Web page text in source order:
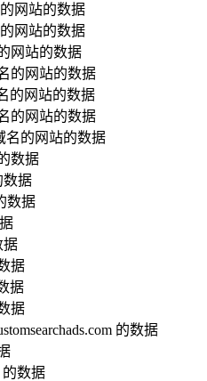
网站的数据
网站的数据
网站的数据
的网站的数据
的网站的数据
的网站的数据
名的网站的数据
数据
数据
数据
据
据
据
据
的数据
的数据